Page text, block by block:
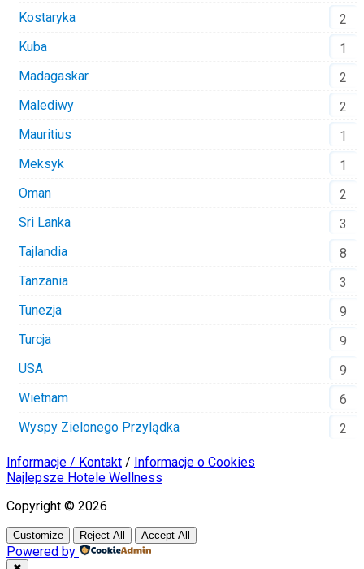
Kostaryka
2
Kuba
1
Madagaskar
2
Malediwy
2
Mauritius
1
Meksyk
1
Oman
2
Sri Lanka
3
Tajlandia
8
Tanzania
3
Tunezja
9
Turcja
9
USA
9
Wietnam
6
Wyspy Zielonego Przylądka
2
Informacje / Kontakt / Informacje o Cookies
Najlepsze Hotele Wellness
Copyright © 2026
Customize Reject All Accept All
Powered by